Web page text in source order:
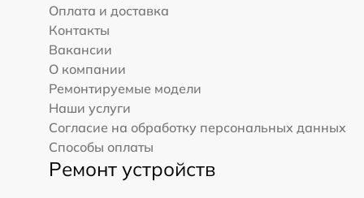
Оплата и доставка
Контакты
Вакансии
О компании
Ремонтируемые модели
Наши услуги
Согласие на обработку персональных данных
Способы оплаты
Ремонт устройств